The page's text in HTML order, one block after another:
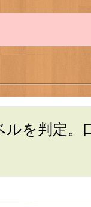
を判定。